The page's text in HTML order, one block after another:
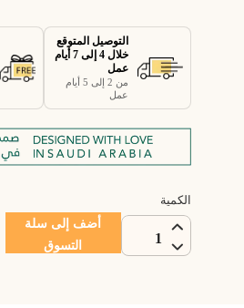
التوصيل المتوقع
خلال 4 إلى 7 أيام
عمل
من 2 إلى 5 أيام
عمل
الكمية
1
أضف إلى سلة
التسوق